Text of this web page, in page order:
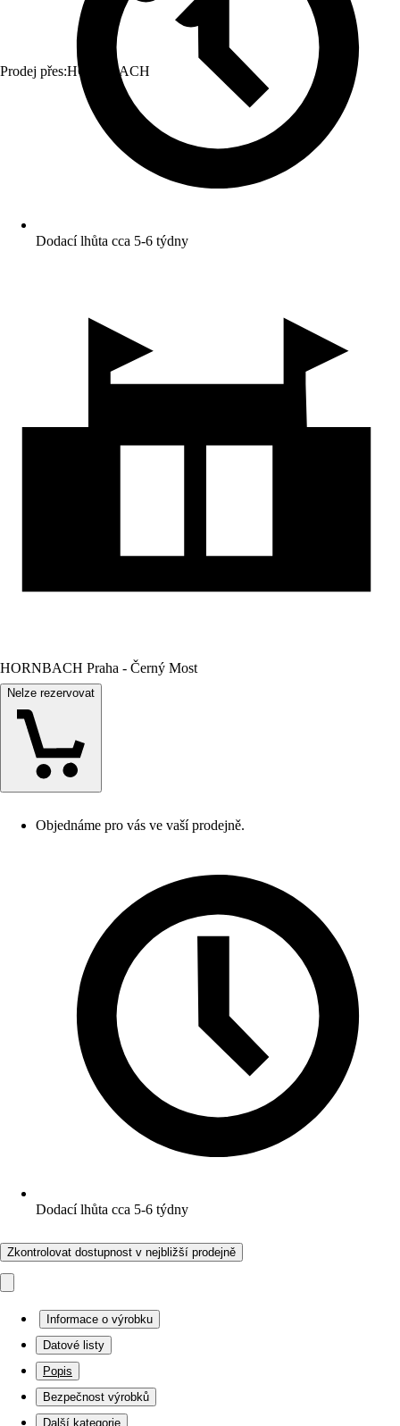
Prodej přes:HORNBACH
Dodací lhůta cca 5-6 týdny
HORNBACH Praha - Černý Most
Nelze rezervovat
Objednáme pro vás ve vaší prodejně.
Dodací lhůta cca 5-6 týdny
Zkontrolovat dostupnost v nejbližší prodejně
Informace o výrobku
Datové listy
Popis
Bezpečnost výrobků
Další kategorie